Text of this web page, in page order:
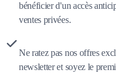
bénéficier d'un accès
ventes privées.
Ne ratez pas nos offres
newsletter et soyez le